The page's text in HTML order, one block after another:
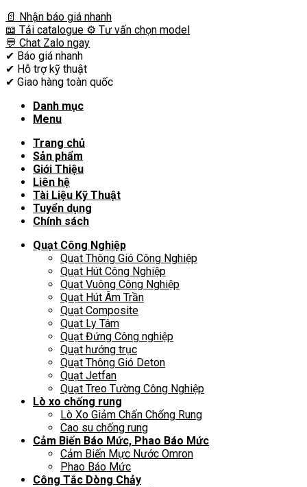
📄 Nhận báo giá nhanh
📖 Tải catalogue ⚙️ Tư vấn chọn model
💬 Chat Zalo ngay
✔ Báo giá nhanh
✔ Hỗ trợ kỹ thuật
✔ Giao hàng toàn quốc
Danh mục
Menu
Trang chủ
Sản phẩm
Giới Thiệu
Liên hệ
Tài Liệu Kỹ Thuật
Tuyển dụng
Chính sách
Quạt Công Nghiệp
Quạt Thông Gió Công Nghiệp
Quạt Hút Công Nghiệp
Quạt Vuông Công Nghiệp
Quạt Hút Âm Trần
Quạt Composite
Quạt Ly Tâm
Quạt Đứng Công nghiệp
Quạt hướng trục
Quạt Thông Gió Deton
Quạt Jetfan
Quạt Treo Tường Công Nghiệp
Lò xo chống rung
Lò Xo Giảm Chấn Chống Rung
Cao su chống rung
Cảm Biến Báo Mức, Phao Báo Mức
Cảm Biến Mực Nước Omron
Phao Báo Mức
Công Tắc Dòng Chảy